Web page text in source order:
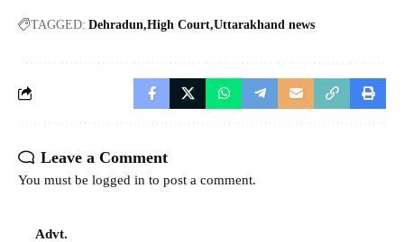
TAGGED: Dehradun High Court Uttarakhand news
Leave a Comment
You must be logged in to post a comment.
Advt.